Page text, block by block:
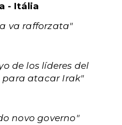
- Itália
va rafforzata"
de los líderes del
para atacar Irak"
novo governo"